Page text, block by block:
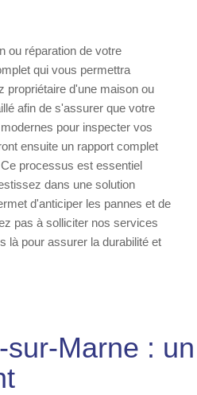
ou réparation de votre
qui vous permettra
propriétaire d'une maison ou
afin de s'assurer que votre
pour inspecter vos
ensuite un rapport complet
processus est essentiel
dans une solution
d'anticiper les pannes et de
pas à solliciter nos services
là pour assurer la durabilité et
Marne : un